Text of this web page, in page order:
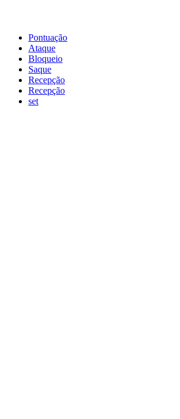
Pontuação
Ataque
Bloqueio
Saque
Recepção
Recepção
set